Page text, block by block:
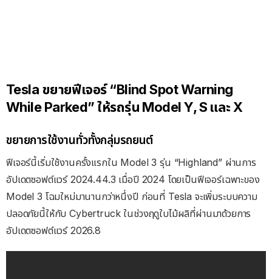
Tesla ขยายฟีเจอร์ “Blind Spot Warning
While Parked” ให้รถรุ่น Model Y, S และ X
ขยายการใช้งานทั่วทั้งกลุ่มรถยนต์
ฟีเจอร์นี้เริ่มใช้งานครั้งแรกใน Model 3 รุ่น “Highland” ผ่านการ
อัปเดตซอฟต์แวร์ 2024.44.3 เมื่อปี 2024 โดยเป็นฟีเจอร์เฉพาะของ
Model 3 โฉมใหม่มานานกว่าหนึ่งปี ก่อนที่ Tesla จะเพิ่มระบบความ
ปลอดภัยนี้ให้กับ Cybertruck ในช่วงฤดูใบไม้ผลิที่ผ่านมาด้วยการ
อัปเดตซอฟต์แวร์ 2026.8